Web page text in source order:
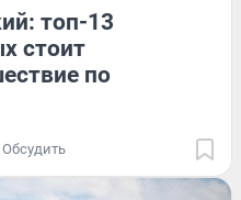
топ-13
стоит
по
Обсудить